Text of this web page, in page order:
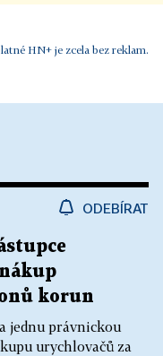
HN+ je zcela bez reklam.
ODEBÍRAT
korun
jednu právnickou
urychlovačů za